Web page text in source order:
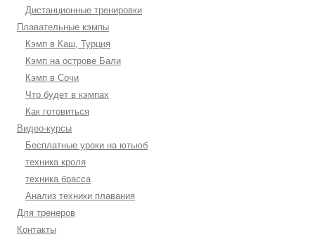
Дистанционные тренировки
Плавательные кэмпы
Кэмп в Каш, Турция
Кэмп на острове Бали
Кэмп в Сочи
Что будет в кэмпах
Как готовиться
Видео-курсы
Бесплатные уроки на ютьюб
техника кроля
техника брасса
Анализ техники плавания
Для тренеров
Контакты